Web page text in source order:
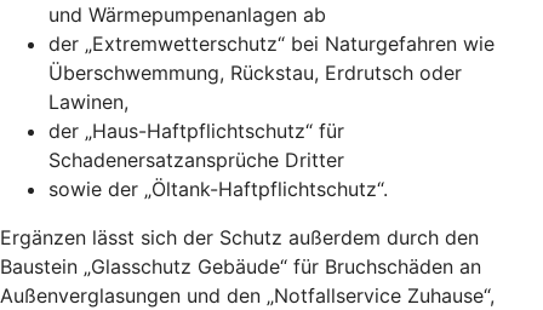
und Wärmepumpenanlagen ab
der „Extremwetterschutz“ bei Naturgefahren wie
Überschwemmung, Rückstau, Erdrutsch oder
Lawinen,
der „Haus-Haftpflichtschutz“ für
Schadenersatzansprüche Dritter
sowie der „Öltank-Haftpflichtschutz“.
Ergänzen lässt sich der Schutz außerdem durch den
Baustein „Glasschutz Gebäude“ für Bruchschäden an
Außenverglasungen und den „Notfallservice Zuhause“,